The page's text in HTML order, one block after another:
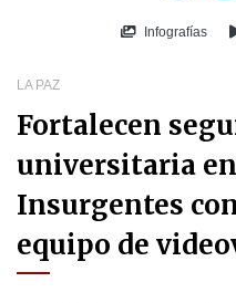
Infografías
LA PAZ
Fortalecen
universitaria en
Insurgentes
equipo de